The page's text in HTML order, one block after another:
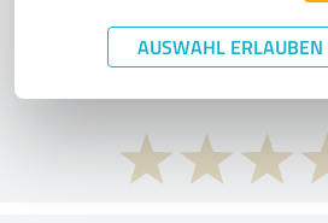
AUSWAHL ERLAUBEN
What do you think
performance